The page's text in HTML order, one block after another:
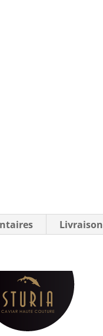
Livraison